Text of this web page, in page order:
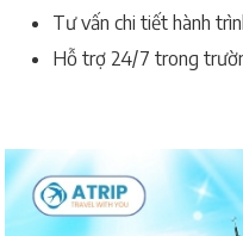
Tư vấn chi tiết hành
Hỗ trợ 24/7 trong